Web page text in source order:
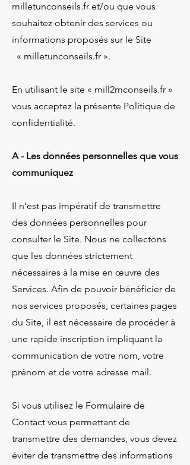
milletunconseils.fr et/ou que vous
souhaitez obtenir des services ou
informations proposés sur le Site
« milletunconseils.fr ».
En utilisant le site « mill2mconseils.fr »
vous acceptez la présente Politique de
confidentialité.
A - Les données personnelles que vous
communiquez
Il n’est pas impératif de transmettre
des données personnelles pour
consulter le Site. Nous ne collectons
que les données strictement
nécessaires à la mise en œuvre des
Services. Afin de pouvoir bénéficier de
nos services proposés, certaines pages
du Site, il est nécessaire de procéder à
une rapide inscription impliquant la
communication de votre nom, votre
prénom et de votre adresse mail.
Si vous utilisez le Formulaire de
Contact vous permettant de
transmettre des demandes, vous devez
éviter de transmettre des informations